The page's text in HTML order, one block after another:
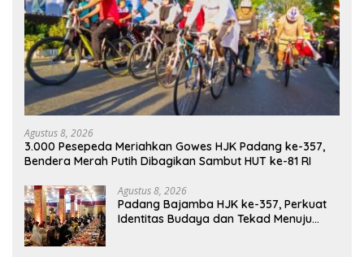
Agustus 8, 2026
3.000 Pesepeda Meriahkan Gowes HJK Padang ke-357,
Bendera Merah Putih Dibagikan Sambut HUT ke-81 RI
Agustus 8, 2026
Padang Bajamba HJK ke-357, Perkuat
Identitas Budaya dan Tekad Menuju